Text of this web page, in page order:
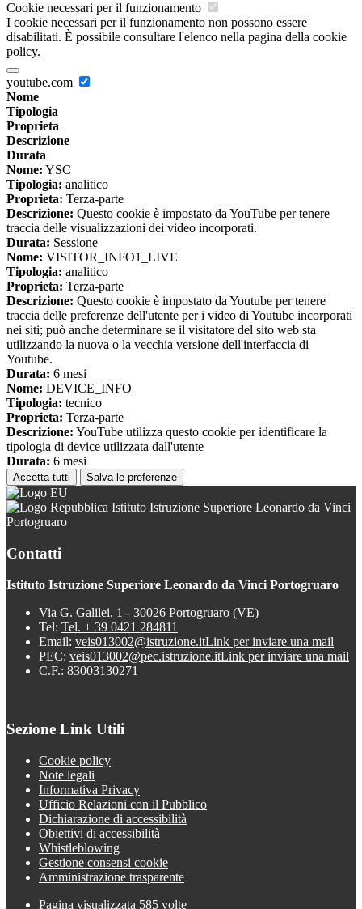
Cookie necessari per il funzionamento
I cookie necessari per il funzionamento non possono essere
disabilitati. È possibile consultare l'elenco nella pagina della cookie
policy.
youtube.com
Nome
Tipologia
Proprieta
Descrizione
Durata
Nome: YSC
Tipologia: analitico
Proprieta: Terza-parte
Descrizione: Questo cookie è impostato da YouTube per tenere
traccia delle visualizzazioni dei video incorporati.
Durata: Sessione
Nome: VISITOR_INFO1_LIVE
Tipologia: analitico
Proprieta: Terza-parte
Descrizione: Questo cookie è impostato da Youtube per tenere
traccia delle preferenze dell'utente per i video di Youtube incorporati
nei siti; può anche determinare se il visitatore del sito web sta
utilizzando la nuova o la vecchia versione dell'interfaccia di
Youtube.
Durata: 6 mesi
Nome: DEVICE_INFO
Tipologia: tecnico
Proprieta: Terza-parte
Descrizione: YouTube utilizza questo cookie per identificare la
tipologia di device utilizzata dall'utente
Durata: 6 mesi
Accetta tutti Salva le preferenze
Istituto Istruzione Superiore Leonardo da Vinci
Portogruaro
Contatti
Istituto Istruzione Superiore Leonardo da Vinci Portogruaro
Via G. Galilei, 1 - 30026 Portogruaro (VE)
Tel: Tel. + 39 0421 284811
Email: veis013002@istruzione.itLink per inviare una mail
PEC: veis013002@pec.istruzione.itLink per inviare una mail
C.F.: 83003130271
Sezione Link Utili
Cookie policy
Note legali
Informativa Privacy
Ufficio Relazioni con il Pubblico
Dichiarazione di accessibilità
Obiettivi di accessibilità
Whistleblowing
Gestione consensi cookie
Amministrazione trasparente
Pagina visualizzata 585 volte